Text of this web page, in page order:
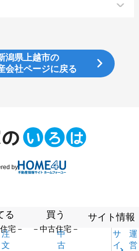
潟県上越市の
会社ページに戻る
by
る
宅－
注
文
買う
－中古住宅－
中
古
サイト情報
サ
イ
運
営